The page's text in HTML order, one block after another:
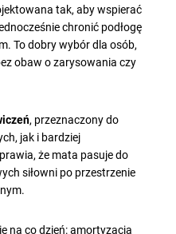
tak, aby wspierać
chronić podłogę
To dobry wybór dla osób,
obaw o zarysowania czy
, przeznaczony do
jak i bardziej
że mata pasuje do
siłowni po przestrzenie
na co dzień: amortyzacja